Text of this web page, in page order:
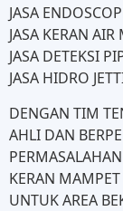
JASA
JASA KERAN
JASA DETEKSI
JASA HIDRO
DENGAN TIM
AHLI DAN
KERAN
UNTUK AREA